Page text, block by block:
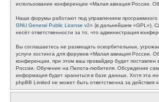
использование конференции «Малая авиация России.
Наши форумы работают под управлением программного
GNU General Public License v2» (в дальнейшем «GPL»).
несёт ответственности за то, что администрация
Вы соглашаетесь не размещать оскорбительных,
услуги хостинга для форумов «Малая авиация России.
конференции, при этом ваш провайдер будет
России. Обучение на Пилота-любителя. Обсуждение
информация будет храниться в базе данных. Хотя эта
phpBB Limited не может быть ответственна за действия